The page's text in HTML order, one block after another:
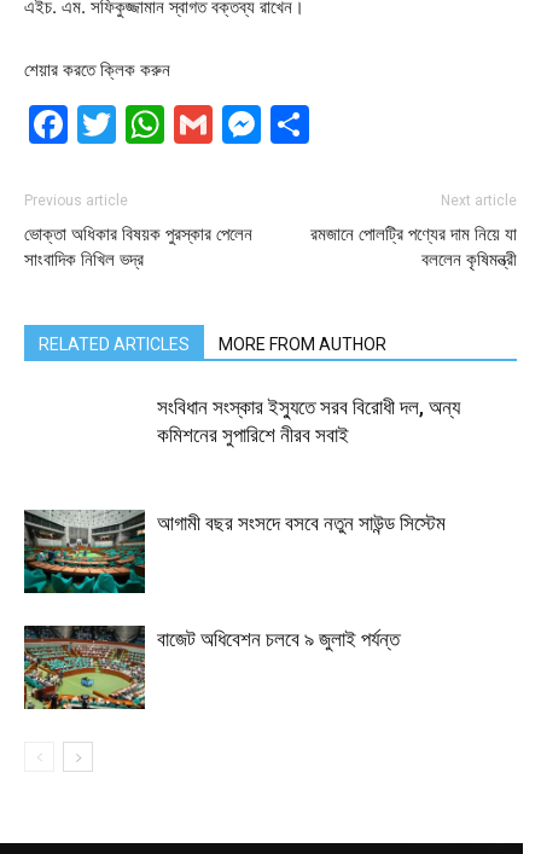
এইচ. এম. স‌ফিকুজ্জামান স্বাগত বক্তব্য রাখেন।
শেয়ার করতে ক্লিক করুন
Facebook
Twitter
WhatsApp
GmailMessenger
Previous article
ভোক্তা অধিকার বিষয়ক পুরস্কার পেলেন
সাংবাদিক নিখিল ভদ্র
Next article
রমজানে পোলট্রি পণ্যের দাম নিয়ে যা
বললেন কৃষিমন্ত্রী
RELATED ARTICLES MORE FROM AUTHOR
সংবিধান সংস্কার ইস্যুতে সরব বিরোধী দল, অন্য
কমিশনের সুপারিশে নীরব সবাই
আগামী বছর সংসদে বসবে নতুন সাউন্ড সিস্টেম
বাজেট অধিবেশন চলবে ৯ জুলাই পর্যন্ত